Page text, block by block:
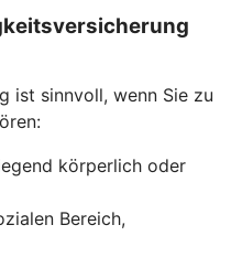
ist sinnvoll, wenn Sie zu
körperlich oder
Bereich,